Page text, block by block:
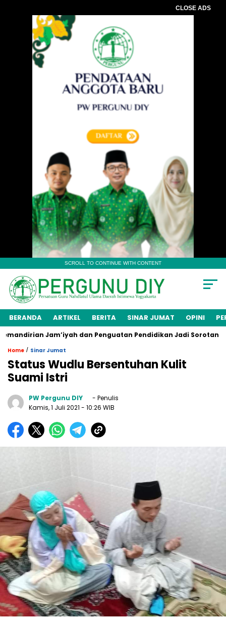
CLOSE ADS
SCROLL TO CONTINUE WITH CONTENT
BERANDA ARTIKEL BERITA SINAR JUMAT OPINI
Jam’iyah dan Penguatan Pendidikan Jadi Sorotan
Home / Sinar Jumat
Status Wudlu Bersentuhan Kulit
Suami Istri
PW Pergunu DIY
- Penulis
Kamis, 1 Juli 2021 - 10:26 WIB